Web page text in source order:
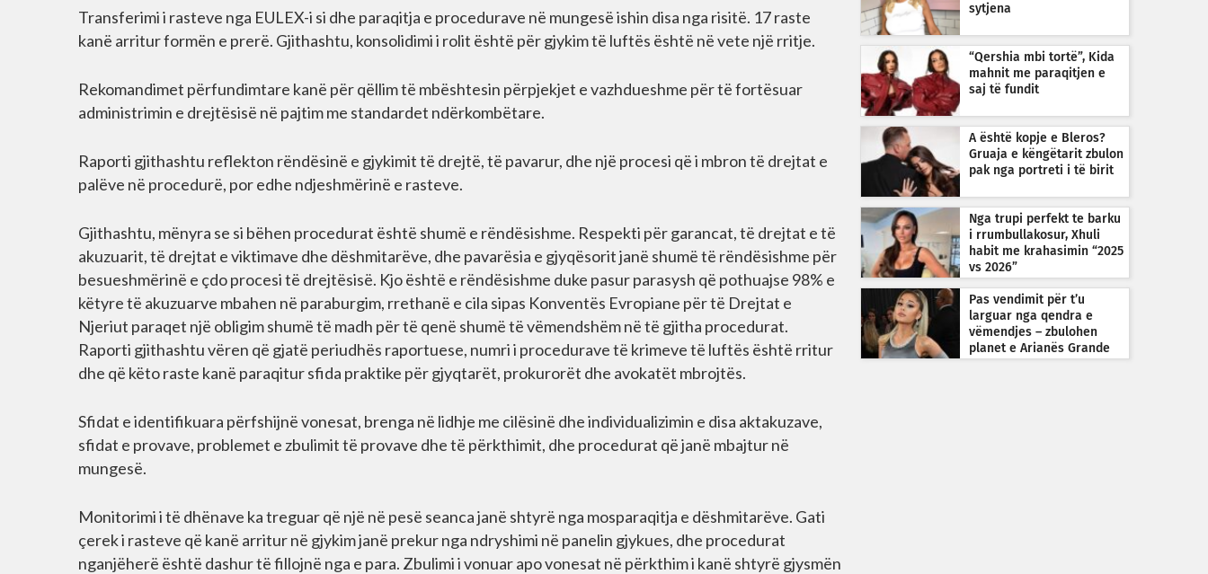
Transferimi i rasteve nga EULEX-i si dhe paraqitja e procedurave në mungesë ishin disa nga risitë. 17 raste
kanë arritur formën e prerë. Gjithashtu, konsolidimi i rolit është për gjykim të luftës është në vete një rritje.
Rekomandimet përfundimtare kanë për qëllim të mbështesin përpjekjet e vazhdueshme për të fortësuar
administrimin e drejtësisë në pajtim me standardet ndërkombëtare.
Raporti gjithashtu reflekton rëndësinë e gjykimit të drejtë, të pavarur, dhe një procesi që i mbron të drejtat e
palëve në procedurë, por edhe ndjeshmërinë e rasteve.
Gjithashtu, mënyra se si bëhen procedurat është shumë e rëndësishme. Respekti për garancat, të drejtat e të
akuzuarit, të drejtat e viktimave dhe dëshmitarëve, dhe pavarësia e gjyqësorit janë shumë të rëndësishme për
besueshmërinë e çdo procesi të drejtësisë. Kjo është e rëndësishme duke pasur parasysh që pothuajse 98% e
këtyre të akuzuarve mbahen në paraburgim, rrethanë e cila sipas Konventës Evropiane për të Drejtat e
Njeriut paraqet një obligim shumë të madh për të qenë shumë të vëmendshëm në të gjitha procedurat.
Raporti gjithashtu vëren që gjatë periudhës raportuese, numri i procedurave të krimeve të luftës është rritur
dhe që këto raste kanë paraqitur sfida praktike për gjyqtarët, prokurorët dhe avokatët mbrojtës.
Sfidat e identifikuara përfshijnë vonesat, brenga në lidhje me cilësinë dhe individualizimin e disa aktakuzave,
sfidat e provave, problemet e zbulimit të provave dhe të përkthimit, dhe procedurat që janë mbajtur në
mungesë.
Monitorimi i të dhënave ka treguar që një në pesë seanca janë shtyrë nga mosparaqitja e dëshmitarëve. Gati
çerek i rasteve që kanë arritur në gjykim janë prekur nga ndryshimi në panelin gjykues, dhe procedurat
nganjëherë është dashur të fillojnë nga e para. Zbulimi i vonuar apo vonesat në përkthim i kanë shtyrë gjysmën
sytjena
“Qershia mbi tortë”, Kida
mahnit me paraqitjen e
saj të fundit
A është kopje e Bleros?
Gruaja e këngëtarit zbulon
pak nga portreti i të birit
Nga trupi perfekt te barku
i rrumbullakosur, Xhuli
habit me krahasimin “2025
vs 2026”
Pas vendimit për t’u
larguar nga qendra e
vëmendjes – zbulohen
planet e Arianës Grande